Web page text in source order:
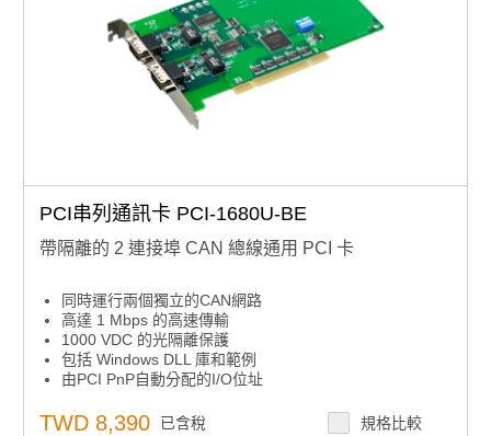
PCI串列通訊卡 PCI-1680U-BE
帶隔離的 2 連接埠 CAN 總線通用 PCI 卡
同時運行兩個獨立的CAN網路
高達 1 Mbps 的高速傳輸
1000 VDC 的光隔離保護
包括 Windows DLL 庫和範例
由PCI PnP自動分配的I/O位址
TWD 8,390 已含稅 規格比較